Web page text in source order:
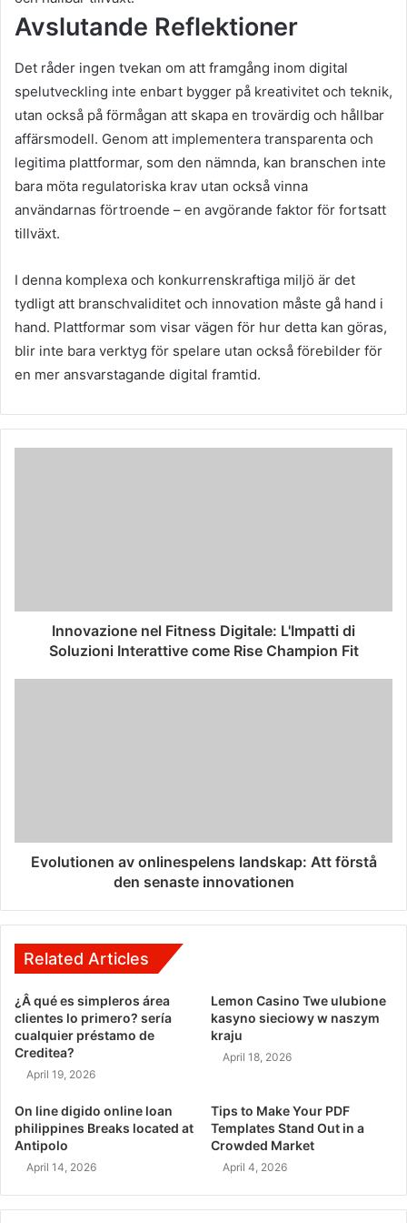
Avslutande Reflektioner
Det råder ingen tvekan om att framgång inom digital
spelutveckling inte enbart bygger på kreativitet och teknik,
utan också på förmågan att skapa en trovärdig och hållbar
affärsmodell. Genom att implementera transparenta och
legitima plattformar, som den nämnda, kan branschen inte
bara möta regulatoriska krav utan också vinna
användarnas förtroende – en avgörande faktor för fortsatt
tillväxt.
I denna komplexa och konkurrenskraftiga miljö är det
tydligt att branschvaliditet och innovation måste gå hand i
hand. Plattformar som visar vägen för hur detta kan göras,
blir inte bara verktyg för spelare utan också förebilder för
en mer ansvarstagande digital framtid.
Innovazione nel Fitness Digitale: L'Impatti di
Soluzioni Interattive come Rise Champion Fit
Evolutionen av onlinespelens landskap: Att förstå
den senaste innovationen
Related Articles
¿Â qué es simpleros área
clientes lo primero? serí­a
cualquier préstamo de
Creditea?
April 19, 2026
Lemon Casino Twe ulubione
kasyno sieciowy w naszym
kraju
April 18, 2026
On line digido online loan
philippines Breaks located at
Antipolo
April 14, 2026
Tips to Make Your PDF
Templates Stand Out in a
Crowded Market
April 4, 2026